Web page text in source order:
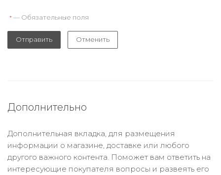
* — Обязательные поля
Отправить Отменить
Дополнительно
Дополнительная вкладка, для размещения
информации о магазине, доставке или любого
другого важного контента. Поможет вам ответить на
интересующие покупателя вопросы и развеять его